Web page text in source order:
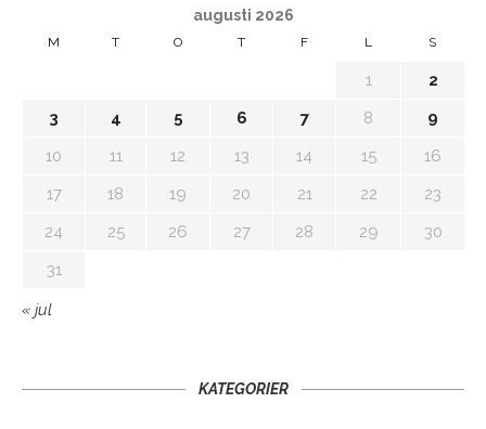
augusti 2026
M T O T F L S
1
2
3
4 5 6 7 8
9
10
11 12 13 14 15
16
17
18 19 20 21 22
23
24
25 26 27 28 29
30
31
« jul
KATEGORIER